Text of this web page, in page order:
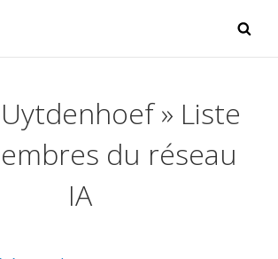
Wallonie
» Liste
du réseau
IA